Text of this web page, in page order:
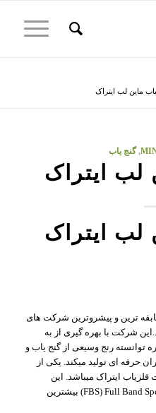
ماین لب ایتراک
,گنج یاب
لب ایتراک
لب ایتراک
ترین و پیشروترین شرکت های
شرکت با بهره گیری از به
توانسته رنج وسیعی از گنج یاب و
حرفه ای تولید میکند. یکی از
ایتراک میباشد. این
فلزیاب با استفاده از فن آوری FBS) Full Band Spectrum) بیشترین